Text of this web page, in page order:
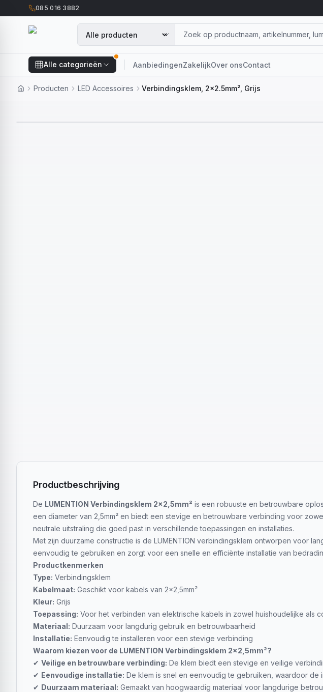
085 016 3882
Alle categorieën AanbiedingenZakelijkOver onsContact
Producten LED Accessoires Verbindingsklem, 2x2.5mm², Grijs
Productbeschrijving
De LUMENTION Verbindingsklem 2x2,5mm² is een robuuste en betrouwbare
een diameter van 2,5mm² en biedt een stevige en betrouwbare verbinding voor
neutrale uitstraling die goed past in verschillende toepassingen en installaties.
Met zijn duurzame constructie is de LUMENTION verbindingsklem ontworpen voor
eenvoudig te gebruiken en zorgt voor een snelle en efficiënte installatie van
Productkenmerken
Type: Verbindingsklem
Kabelmaat: Geschikt voor kabels van 2x2,5mm²
Kleur: Grijs
Toepassing: Voor het verbinden van elektrische kabels in zowel huishoudelijke als
Materiaal: Duurzaam voor langdurig gebruik en betrouwbaarheid
Installatie: Eenvoudig te installeren voor een stevige verbinding
Waarom kiezen voor de LUMENTION Verbindingsklem 2x2,5mm²?
✔ Veilige en betrouwbare verbinding: De klem biedt een stevige en veilige
✔ Eenvoudige installatie: De klem is snel en eenvoudig te gebruiken, waardoor
✔ Duurzaam materiaal: Gemaakt van hoogwaardig materiaal voor langdurige